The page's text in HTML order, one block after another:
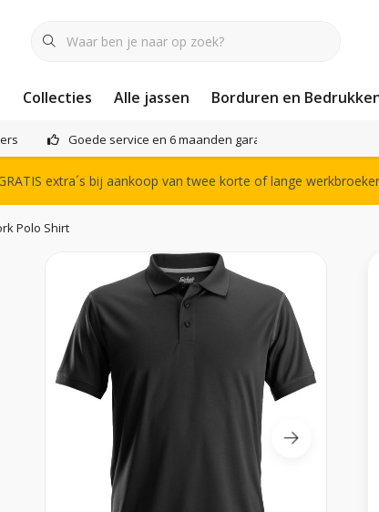
Collecties Alle jassen Borduren en
Goede service en 6 maanden garantie Het
extra´s bij aankoop van twee korte of lange
Polo Shirt